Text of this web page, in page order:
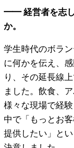
━━ 経営者を志し
か。
学生時代のボラ
に何かを伝え、
り、その延長線
ました。飲食、
様々な現場で経
中で「もっとお
提供したい」と